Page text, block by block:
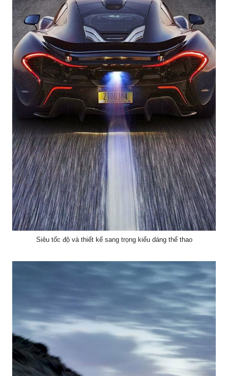
Siêu tốc độ và thiết kế sang trọng kiểu dáng thể thao